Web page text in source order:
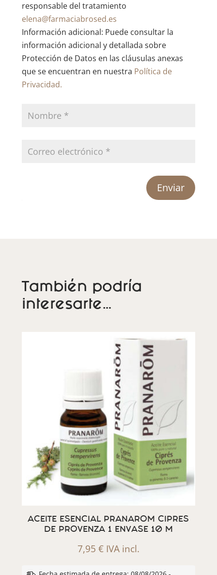
responsable del tratamiento
elena@farmaciabrosed.es
Información adicional: Puede consultar la
información adicional y detallada sobre
Protección de Datos en las cláusulas anexas
que se encuentran en nuestra Política de
Privacidad.
Enviar
También podría
interesarte…
ACEITE ESENCIAL PRANAROM CIPRES
DE PROVENZA 1 ENVASE 10 M
7,95 € IVA incl.